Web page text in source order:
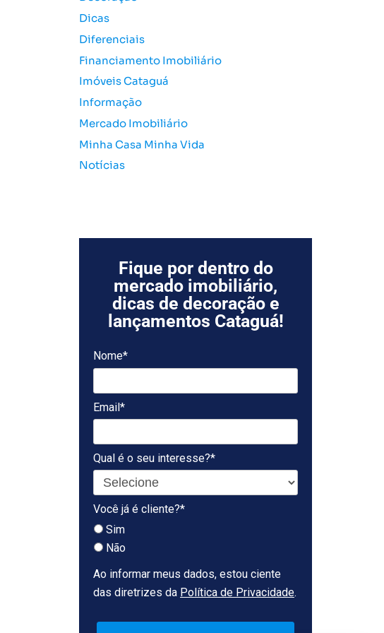
o
r
Dicas
Diferenciais
Financiamento Imobiliário
Imóveis Cataguá
Informação
Mercado Imobiliário
Minha Casa Minha Vida
Notícias
Fique por dentro do
mercado imobiliário,
dicas de decoração e
lançamentos Cataguá!
Nome*
Email*
Qual é o seu interesse?*
Você já é cliente?*
Sim
Não
Ao informar meus dados, estou ciente
das diretrizes da Política de Privacidade.